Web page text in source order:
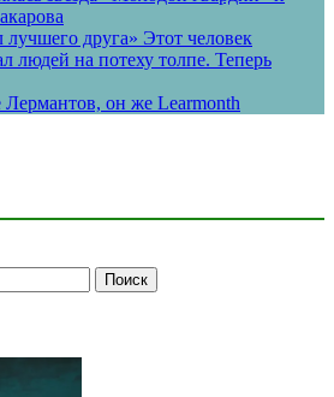
лучшего друга» Этот человек
людей на потеху толпе. Теперь
он же Learmonth